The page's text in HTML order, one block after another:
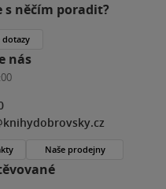
s něčím poradit?
dotazy
nás
Naše prodejny